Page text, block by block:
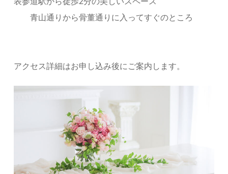
青山通りから骨董通りに入ってすぐのところ
アクセス詳細はお申し込み後にご案内します。